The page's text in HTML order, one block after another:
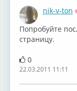
nik-v-ton
Попробуйте
страницу.
0
22.03.2011 11:11